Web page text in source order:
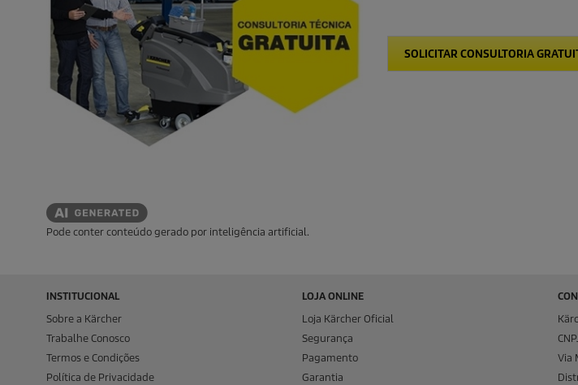
SOLICITAR CONSULTORIA
Pode conter conteúdo gerado por inteligência artificial.
INSTITUCIONAL
Sobre a Kärcher
Trabalhe Conosco
Termos e Condições
Política de Privacidade
LOJA ONLINE
Loja Kärcher Oficial
Segurança
Pagamento
Garantia
Via